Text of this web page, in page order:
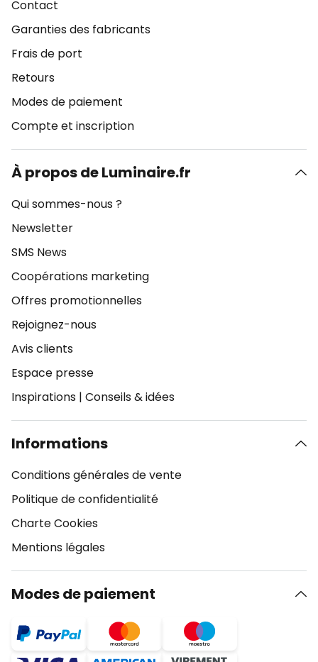
Contact
Garanties des fabricants
Frais de port
Retours
Modes de paiement
Compte et inscription
À propos de Luminaire.fr
Qui sommes-nous ?
Newsletter
SMS News
Coopérations marketing
Offres promotionnelles
Rejoignez-nous
Avis clients
Espace presse
Inspirations | Conseils & idées
Informations
Conditions générales de vente
Politique de confidentialité
Charte Cookies
Mentions légales
Modes de paiement